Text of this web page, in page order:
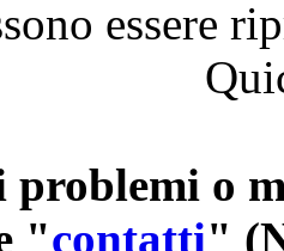
essere
problemi o
"contatti"